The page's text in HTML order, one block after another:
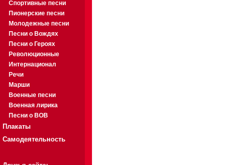
Спортивные песни
Пионерские песни
Молодежные песни
Песни о Вождях
Песни о Героях
Революционные
Интернационал
Речи
Марши
Военные песни
Военная лирика
Песни о ВОВ
Плакаты
Самодеятельность